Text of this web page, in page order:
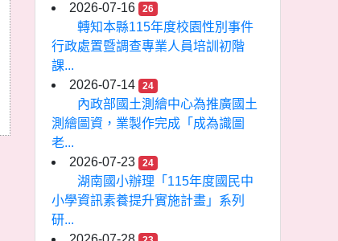
2026-07-16
26
轉知本縣115年度校園性別事件
行政處置暨調查專業人員培訓初階
課...
2026-07-14
24
內政部國土測繪中心為推廣國土
測繪圖資，業製作完成「成為識圖
老...
2026-07-23
24
湖南國小辦理「115年度國民中
小學資訊素養提升實施計畫」系列
研...